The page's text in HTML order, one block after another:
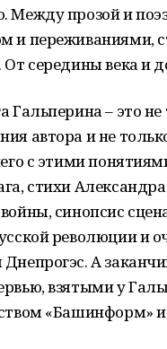
Между прозой и
и переживаниями,
середины века и
Гальперина – это не
автора и не
с этими
стихи
синопсис
революции и
А
взятыми у
«Башинформ» и